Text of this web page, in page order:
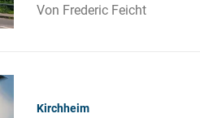
Frederic Feicht
Kirchheim